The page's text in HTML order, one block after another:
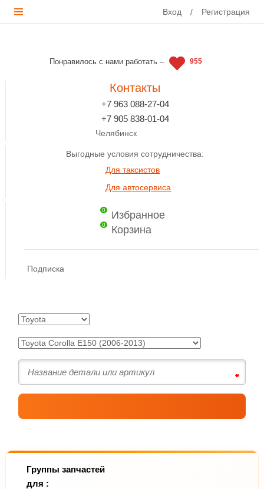
Вход / Регистрация
Понравилось с нами работать – 955
Контакты
+7 963 088-27-04
+7 905 838-01-04
Челябинск
Выгодные условия сотрудничества:
Для таксистов
Для автосервиса
0 Избранное
0 Корзина
Подписка
Группы запчастей
для :